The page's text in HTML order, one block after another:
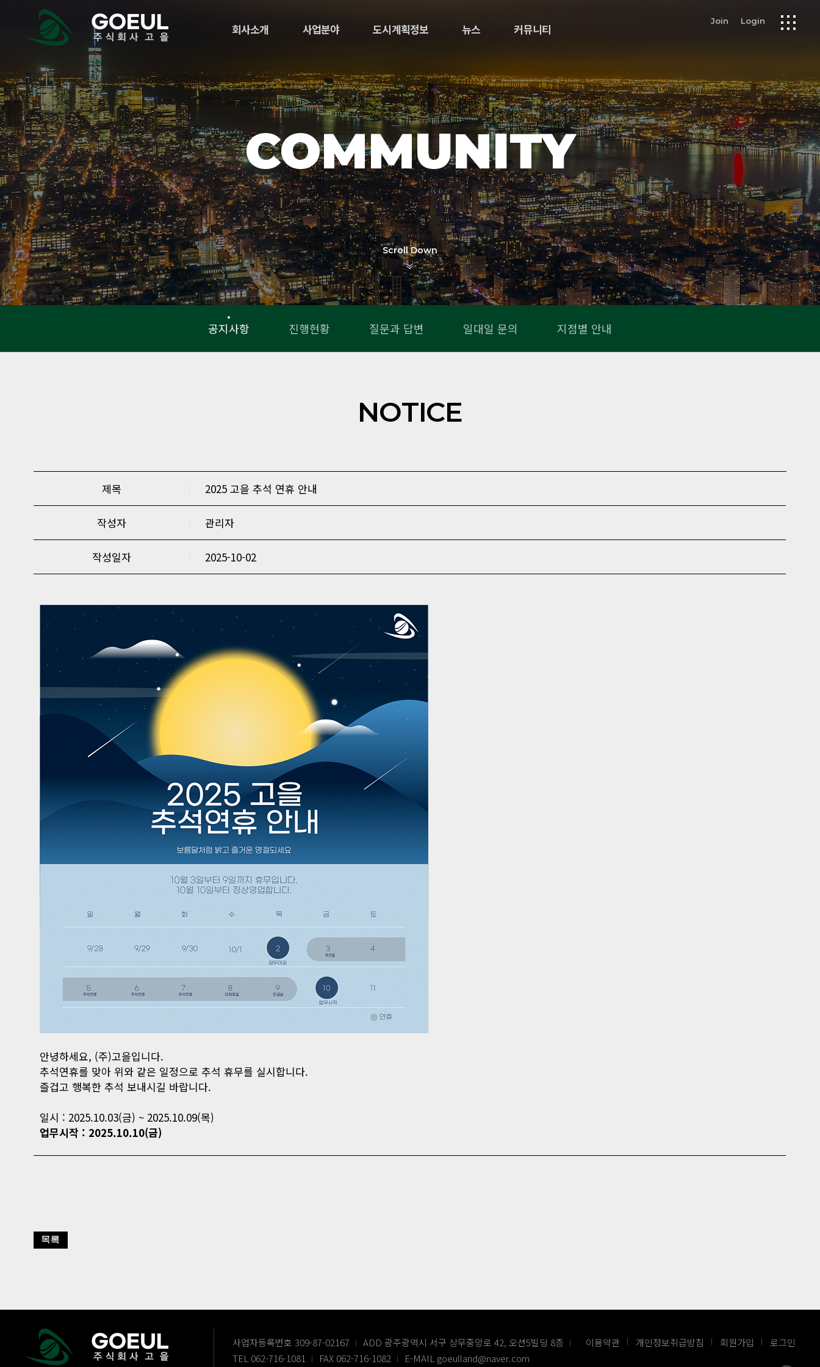
logo Join Login
뉴
회사소개 사업분야 도시계획정보 뉴스 커뮤니티
COMMUNITY
Scroll Down
공지사항 진행현황 질문과 답변 일대일 문의 지점별 안내
NOTICE
제목 2025 고을 추석 연휴 안내
작성자 관리자
작성일자 2025-10-02
안녕하세요, (주)고을입니다.
추석연휴를 맞아 위와 같은 일정으로 추석 휴무를 실시합니다.
즐겁고 행복한 추석 보내시길 바랍니다.
일시 : 2025.10.03(금) ~ 2025.10.09(목)
업무시작 : 2025.10.10(금)
사업자등록번호 309-87-02167
ADD 광주광역시 서구 상무중앙로 42, 오션5빌딩 8층
TEL 062-716-1081
FAX 062-716-1082 E-MAIL goeulland@naver.com
이용약관 개인정보취급방침 회원가입 로그인